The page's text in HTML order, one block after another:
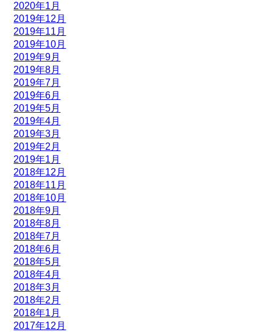
2020年1月
2019年12月
2019年11月
2019年10月
2019年9月
2019年8月
2019年7月
2019年6月
2019年5月
2019年4月
2019年3月
2019年2月
2019年1月
2018年12月
2018年11月
2018年10月
2018年9月
2018年8月
2018年7月
2018年6月
2018年5月
2018年4月
2018年3月
2018年2月
2018年1月
2017年12月